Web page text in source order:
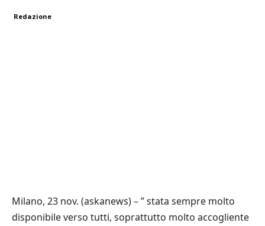
Redazione
Milano, 23 nov. (askanews) – ” stata sempre molto
disponibile verso tutti, soprattutto molto accogliente